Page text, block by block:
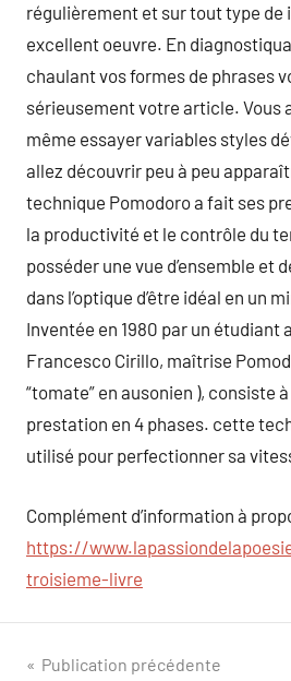
régulièrement et sur tout type de
excellent oeuvre. En
chaulant vos formes de phrases
sérieusement votre article. Vous
même essayer variables styles
allez découvrir peu à peu
technique Pomodoro a fait ses
la productivité et le contrôle du
posséder une vue d’ensemble et
dans l’optique d’être idéal en un
Inventée en 1980 par un étudiant
Francesco Cirillo, maîtrise
“tomate” en ausonien ), consiste
prestation en 4 phases. cette
utilisé pour perfectionner sa
Complément d’information à
https://
troisieme-livre
Navigation
Publication précédente